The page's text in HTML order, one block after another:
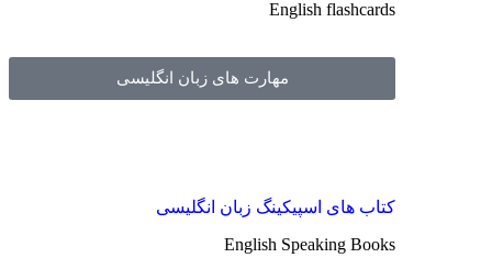
English flashcards
مهارت های زبان انگلیسی
کتاب های اسپیکینگ زبان انگلیسی
English Speaking Books